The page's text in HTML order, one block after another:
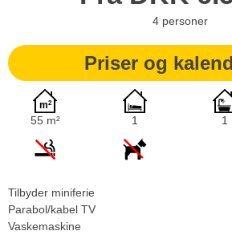
4 personer
Priser og
55 m² 1 1
Tilbyder miniferie
Parabol/kabel TV
Vaskemaskine